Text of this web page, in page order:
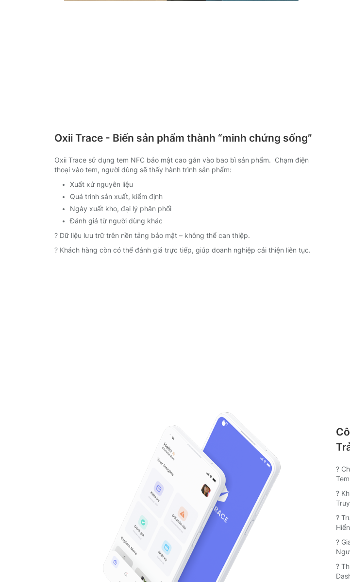
Oxii Trace - Biến sản phẩm thành “minh chứng sống”
Oxii Trace sử dụng tem NFC bảo mật cao gắn vào bao bì sản phẩm. Chạm điện
thoại vào tem, người dùng sẽ thấy hành trình sản phẩm:
Xuất xứ nguyên liệu
Quá trình sản xuất, kiểm định
Ngày xuất kho, đại lý phân phối
Đánh giá từ người dùng khác
? Dữ liệu lưu trữ trên nền tảng bảo mật – không thể can thiệp.
? Khách hàng còn có thể đánh giá trực tiếp, giúp doanh nghiệp cải thiện liên tục.
?
?
?
?
?